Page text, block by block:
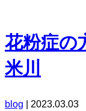
花粉症の
米川
blog 2023.03.03